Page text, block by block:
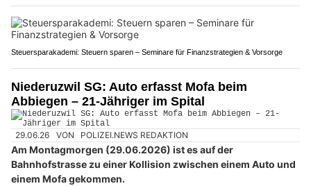
Steuersparakademi: Steuern sparen – Seminare für Finanzstrategien & Vorsorge
Niederuzwil SG: Auto erfasst Mofa beim
Abbiegen – 21-Jähriger im Spital
29.06.26 VON POLIZEI.NEWS REDAKTION
Am Montagmorgen (29.06.2026) ist es auf der
Bahnhofstrasse zu einer Kollision zwischen einem Auto und
einem Mofa gekommen.